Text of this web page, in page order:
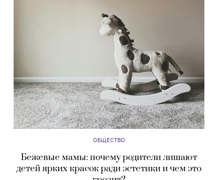
ОБЩЕСТВО
Бежевые мамы: почему родители лишают
детей ярких красок ради эстетики и чем это